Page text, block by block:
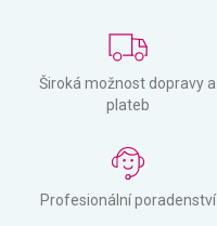
Široká možnost dopravy a
plateb
Profesionální poradenství